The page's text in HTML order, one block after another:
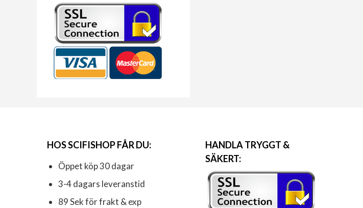
HOS SCIFISHOP FÅR DU:
Öppet köp 30 dagar
3-4 dagars leveranstid
89 Sek för frakt & exp
HANDLA TRYGGT &
SÄKERT: